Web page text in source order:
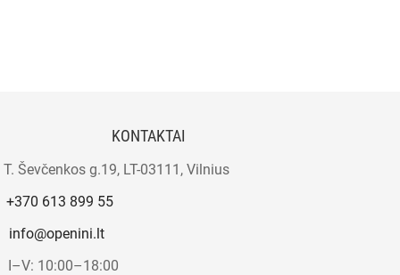
KONTAKTAI
T. Ševčenkos g.19, LT-03111, Vilnius
+370 613 899 55
info@openini.lt
I–V: 10:00–18:00